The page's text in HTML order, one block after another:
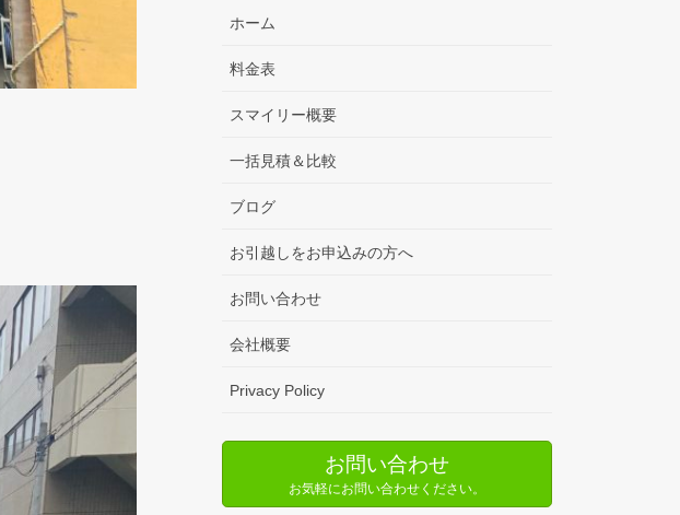
ホーム
料金表
スマイリー概要
一括見積＆比較
ブログ
お引越しをお申込みの方へ
お問い合わせ
会社概要
Privacy Policy
お問い合わせ
お気軽にお問い合わせください。